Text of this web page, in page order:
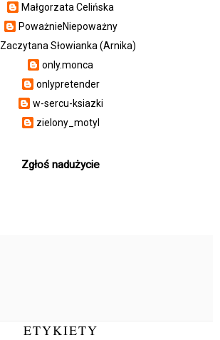
Małgorzata Celińska
PoważnieNiepoważny
Zaczytana Słowianka (Arnika)
only.monca
onlypretender
w-sercu-ksiazki
zielony_motyl
Zgłoś nadużycie
ETYKIETY